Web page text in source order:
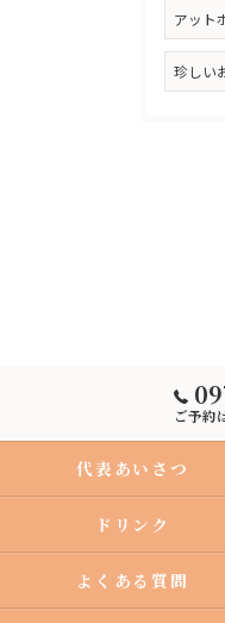
アット
珍しい
ご予約
代表あいさつ
ドリンク
よくある質問